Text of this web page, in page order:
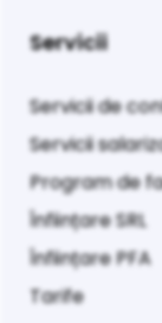
Servicii
Servicii de
Servicii
Program de
Înființare SRL
Înființare PFA
Tarife